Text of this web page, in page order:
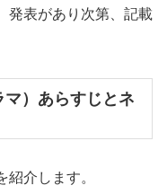
発表があり次第、記載
）あらすじとネ
紹介します。